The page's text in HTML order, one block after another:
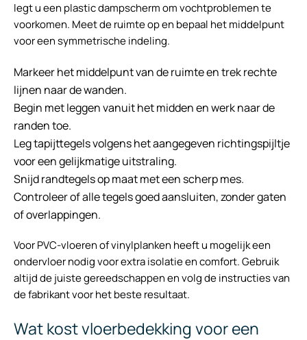
legt u een plastic dampscherm om vochtproblemen te
voorkomen. Meet de ruimte op en bepaal het middelpunt
voor een symmetrische indeling.
Markeer het middelpunt van de ruimte en trek rechte
lijnen naar de wanden.
Begin met leggen vanuit het midden en werk naar de
randen toe.
Leg tapijttegels volgens het aangegeven richtingspijltje
voor een gelijkmatige uitstraling.
Snijd randtegels op maat met een scherp mes.
Controleer of alle tegels goed aansluiten, zonder gaten
of overlappingen.
Voor PVC-vloeren of vinylplanken heeft u mogelijk een
ondervloer nodig voor extra isolatie en comfort. Gebruik
altijd de juiste gereedschappen en volg de instructies van
de fabrikant voor het beste resultaat.
Wat kost vloerbedekking voor een